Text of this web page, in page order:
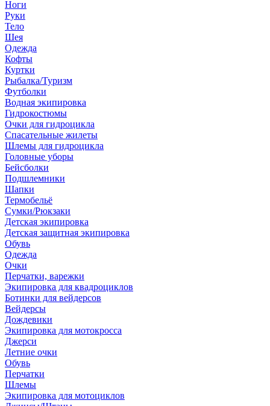
Ноги
Руки
Тело
Шея
Одежда
Кофты
Куртки
Рыбалка/Туризм
Футболки
Водная экипировка
Гидрокостюмы
Очки для гидроцикла
Спасательные жилеты
Шлемы для гидроцикла
Головные уборы
Бейсболки
Подшлемники
Шапки
Термобельё
Сумки/Рюкзаки
Детская экипировка
Детская защитная экипировка
Обувь
Одежда
Очки
Перчатки, варежки
Экипировка для квадроциклов
Ботинки для вейдерсов
Вейдерсы
Дождевики
Экипировка для мотокросса
Джерси
Летние очки
Обувь
Перчатки
Шлемы
Экипировка для мотоциклов